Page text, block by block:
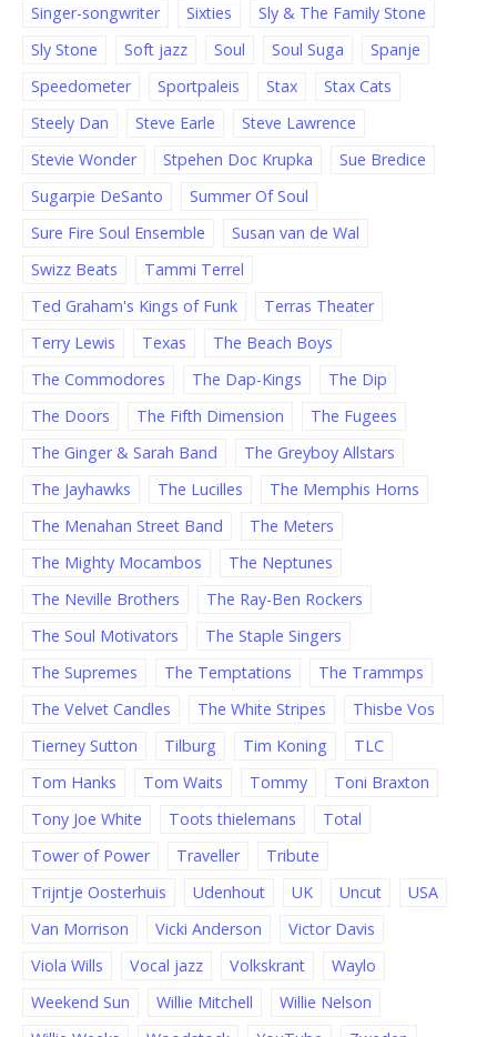
Singer-songwriter
Sixties
Sly & The Family Stone
Sly Stone
Soft jazz Soul Soul Suga
Spanje
Speedometer
Sportpaleis Stax
Stax Cats
Steely Dan
Steve Earle
Steve Lawrence
Stevie Wonder
Stpehen Doc Krupka
Sue Bredice
Sugarpie DeSanto
Summer Of Soul
Sure Fire Soul Ensemble
Susan van de Wal
Swizz Beats
Tammi Terrel
Ted Graham's Kings of Funk
Terras Theater
Terry Lewis
Texas
The Beach Boys
The Commodores
The Dap-Kings
The Dip
The Doors
The Fifth Dimension
The Fugees
The Ginger & Sarah Band
The Greyboy Allstars
The Jayhawks
The Lucilles
The Memphis Horns
The Menahan Street Band
The Meters
The Mighty Mocambos
The Neptunes
The Neville Brothers
The Ray-Ben Rockers
The Soul Motivators
The Staple Singers
The Supremes
The Temptations
The Trammps
The Velvet Candles
The White Stripes
Thisbe Vos
Tierney Sutton
Tilburg Tim Koning
TLC
Tom Hanks
Tom Waits Tommy
Toni Braxton
Tony Joe White
Toots thielemans
Total
Tower of Power
Traveller
Tribute
Trijntje Oosterhuis
Udenhout UK Uncut
USA
Van Morrison
Vicki Anderson
Victor Davis
Viola Wills
Vocal jazz Volkskrant
Waylo
Weekend Sun
Willie Mitchell
Willie Nelson